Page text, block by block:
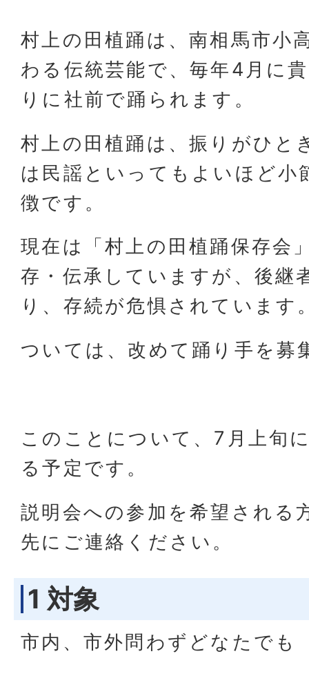
村上の田植踊は、南相馬市小
わる伝統芸能で、毎年4月に
りに社前で踊られます。
村上の田植踊は、振りがひと
は民謡といってもよいほど小
徴です。
現在は「村上の田植踊保存会
存・伝承していますが、後継
り、存続が危惧されています
ついては、改めて踊り手を募
このことについて、7月上旬
る予定です。
説明会への参加を希望される
先にご連絡ください。
1 対象
市内、市外問わずどなたでも